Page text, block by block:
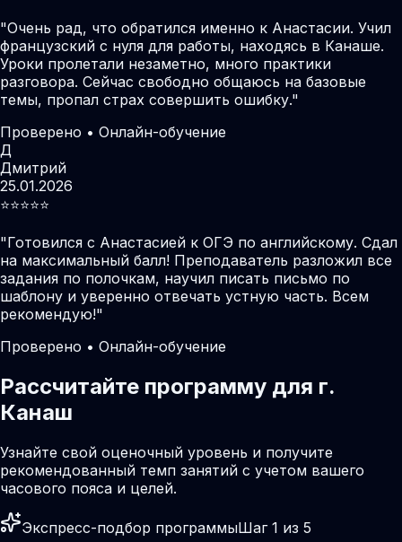
"Очень рад, что обратился именно к Анастасии. Учил
французский с нуля для работы, находясь в Канаше.
Уроки пролетали незаметно, много практики
разговора. Сейчас свободно общаюсь на базовые
темы, пропал страх совершить ошибку."
Проверено • Онлайн-обучение
Д
Дмитрий
25.01.2026
⭐️⭐️⭐️⭐️⭐️
"Готовился с Анастасией к ОГЭ по английскому. Сдал
на максимальный балл! Преподаватель разложил все
задания по полочкам, научил писать письмо по
шаблону и уверенно отвечать устную часть. Всем
рекомендую!"
Проверено • Онлайн-обучение
Рассчитайте программу для г.
Канаш
Узнайте свой оценочный уровень и получите
рекомендованный темп занятий с учетом вашего
часового пояса и целей.
Экспресс-подбор программыШаг 1 из 5